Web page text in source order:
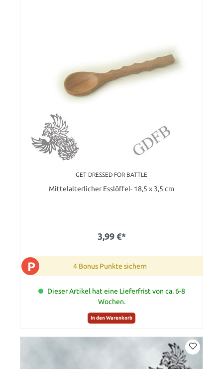
GET DRESSED FOR BATTLE
Mittelalterlicher Esslöffel- 18,5 x 3,5 cm
3,99 €*
P 4 Bonus Punkte sichern
Dieser Artikel hat eine Lieferfrist von ca. 6-8
Wochen.
In den Warenkorb